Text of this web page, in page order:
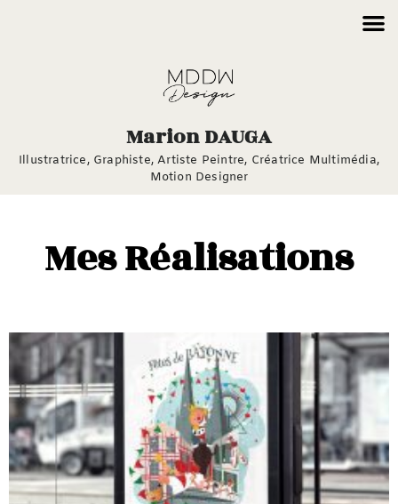
Marion DAUGA
Illustratrice, Graphiste,Artiste Peintre, Créatrice Multimédia,
Motion Designer
Mes Réalisations